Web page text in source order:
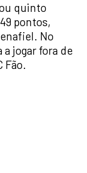
quinto
pontos,
No
jogar fora de
Fão.